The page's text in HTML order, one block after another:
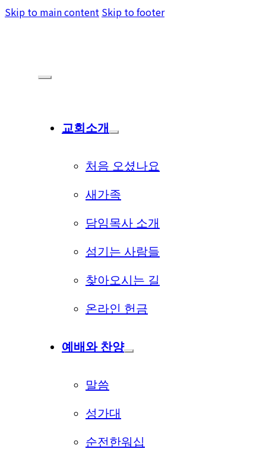
Skip to main content Skip to footer
교회소개
처음 오셨나요
새가족
담임목사 소개
섬기는 사람들
찾아오시는 길
온라인 헌금
예배와 찬양
말씀
성가대
순전한워십